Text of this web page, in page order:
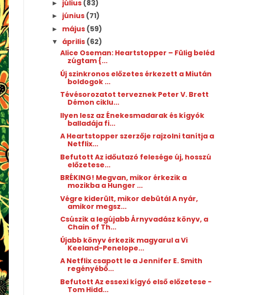
► július (83)
► június (71)
► május (59)
▼ április (62)
Alice Oseman: Heartstopper ​– Fülig beléd
zúgtam {...
Új szinkronos előzetes érkezett a Miután
boldogok ...
Tévésorozatot terveznek Peter V. Brett
Démon ciklu...
Ilyen lesz az Énekesmadarak és kígyók
balladája fi...
A Heartstopper szerzője rajzolni tanítja a
Netflix...
Befutott Az időutazó felesége új, hosszú
előzetese...
BRÉKING! Megvan, mikor érkezik a
mozikba a Hunger ...
Végre kiderült, mikor debütál A nyár,
amikor megsz...
Csúszik a legújabb Árnyvadász könyv, a
Chain of Th...
Újabb könyv érkezik magyarul a Vi
Keeland-Penelope...
A Netflix csapott le a Jennifer E. Smith
regényébő...
Befutott Az essexi kígyó első előzetese -
Tom Hidd...